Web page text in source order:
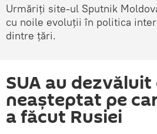
Urmăriți site-ul Sputnik
cu noile evoluții în politica
dintre țări.
SUA au
neașteptat pe
a făcut Rusiei